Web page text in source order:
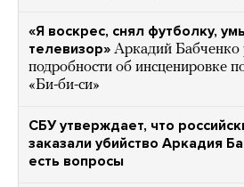
«Я воскрес, снял футболку,
телевизор» Аркадий Бабченко
подробности об инсценировке
«Би-би-си»
СБУ утверждает, что
заказали убийство Аркадия
есть вопросы